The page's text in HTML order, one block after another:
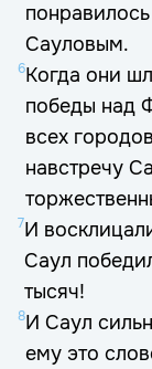
Сауловым.
6Когда они
победы над
всех
навстречу
7И
Саул
тысяч!
8И Саул
ему это